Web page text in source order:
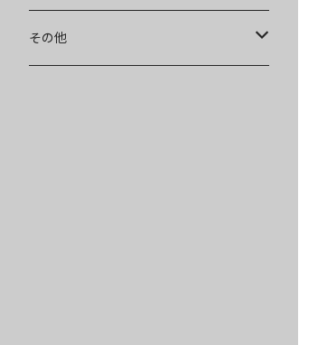
other
Tシャツ
Tシャツ
その他